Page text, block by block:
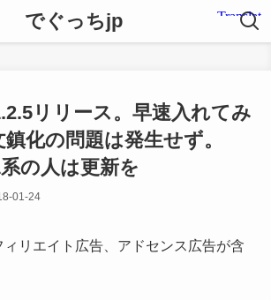
でぐっちjp
リリース。早速入れてみ
化の問題は発生せず。
の人は更新を
01-24
リエイト広告、アドセンス広告が含